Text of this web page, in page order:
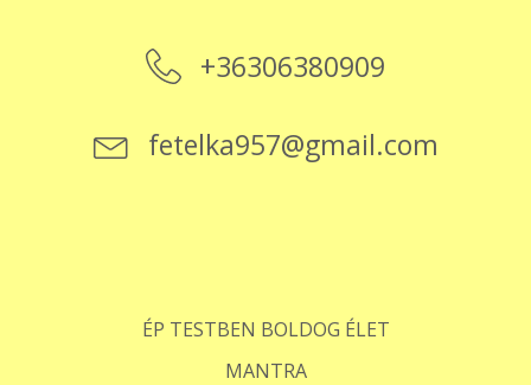
+36306380909
fetelka957@gmail.com
ÉP TESTBEN BOLDOG ÉLET
MANTRA